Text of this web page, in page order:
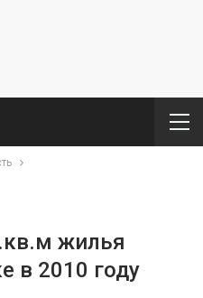
жилья
в 2010 году